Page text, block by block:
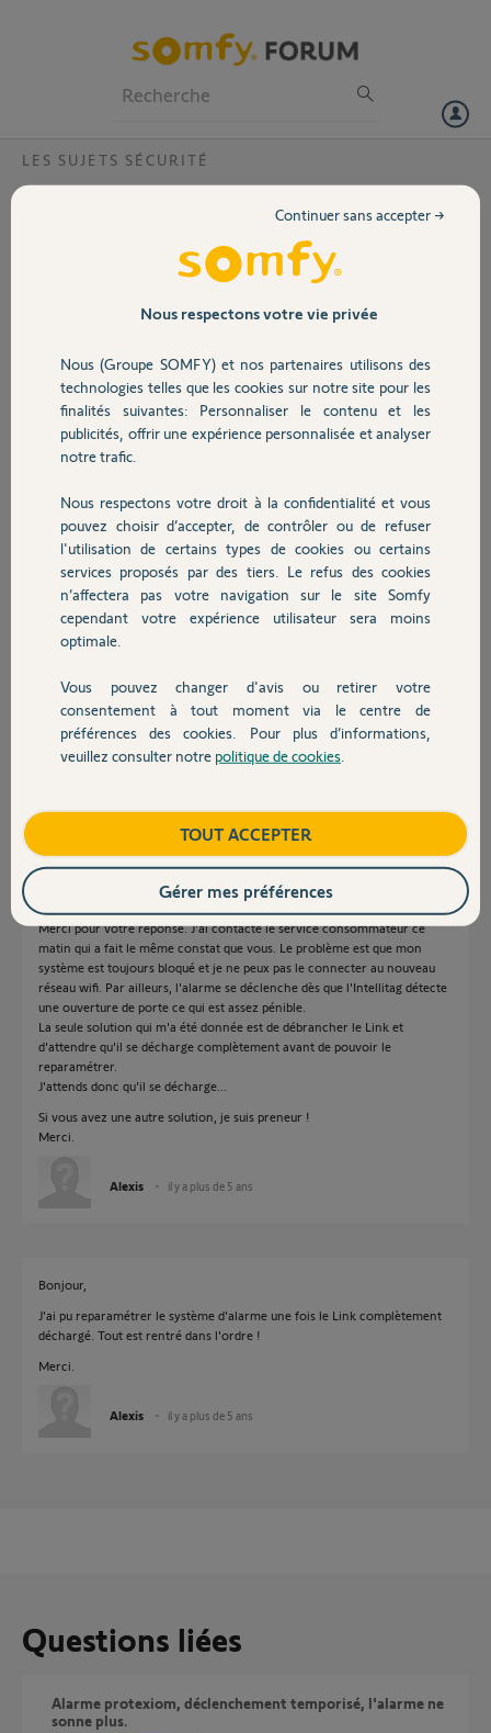
Volet
Sécurité
Domotique
Chauffage
Autres produits
Devis avec un pro
Contact
LES SUJETS SÉCURITÉ
Changement wifi, alarme déclenchée ?
J'ai changé mon réseau wifi, ce qui a déclenché l'alarme et depuis je
numéro MAC : e04f43b8f0c6.
Merci par avance.
Alexis
il y a plus de 5 ans
Participer au fil de discussion
Réponses
Bonjour Alexis,
Je vois que votre système d'alarme est de nouveau connecté, pouvez-
vous me confirmer que vous avez réussi à effectuer la procédure de
changement de réseau WiFi ?
Bonne journée,
Merci pour votre réponse. J'ai contacté le service consommateur ce
matin qui a fait le même constat que vous. Le problème est que mon
système est toujours bloqué et je ne peux pas le connecter au nouveau
réseau wifi. Par ailleurs, l'alarme se déclenche dès que l'Intellitag détecte
une ouverture de porte ce qui est assez pénible.
La seule solution qui m'a été donnée est de débrancher le Link et
d'attendre qu'il se décharge complètement avant de pouvoir le
reparamétrer.
J'attends donc qu'il se décharge...
Si vous avez une autre solution, je suis preneur !
Merci.
Alexis il y a plus de 5 ans
Bonjour,
J'ai pu reparamétrer le système d'alarme une fois le Link complètement
déchargé. Tout est rentré dans l'ordre !
Merci.
Alexis il y a plus de 5 ans
Questions liées
alarme protexiom, déclenchement temporisé, l'alarme ne
sonne plus.
Nous respectons votre vie privée
Nous (Groupe SOMFY) et nos partenaires utilisons des
technologies telles que les cookies sur notre site pour les
finalités suivantes: Personnaliser le contenu et les
publicités, offrir une expérience personnalisée et analyser
notre trafic.
Nous respectons votre droit à la confidentialité et vous
pouvez choisir d’accepter, de contrôler ou de refuser
l'utilisation de certains types de cookies ou certains
services proposés par des tiers. Le refus des cookies
n’affectera pas votre navigation sur le site Somfy
cependant votre expérience utilisateur sera moins
optimale.
Vous pouvez changer d'avis ou retirer votre
consentement à tout moment via le centre de
préférences des cookies. Pour plus d’informations,
veuillez consulter notre politique de cookies
Continuer sans accepter →
TOUT ACCEPTER
Gérer mes préférences